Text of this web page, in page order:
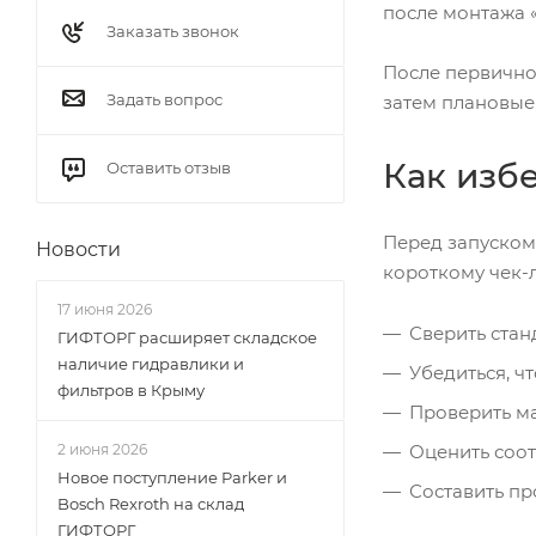
после монтажа
После
затем
Как
Перед
короткому чек-
Сверить
Убедиться,
Проверить
Оценить
Составить
Заказать звонок
Задать вопрос
Оставить отзыв
Новости
17 июня 2026
ГИФТОРГ расширяет складское
наличие гидравлики и
фильтров в Крыму
2 июня 2026
Новое поступление Parker и
Bosch Rexroth на склад
ГИФТОРГ